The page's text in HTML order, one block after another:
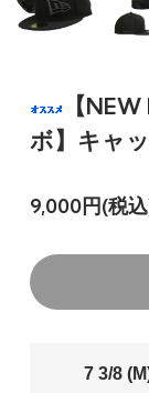
【
ボ】キャ
9,000円(税
7 3/8